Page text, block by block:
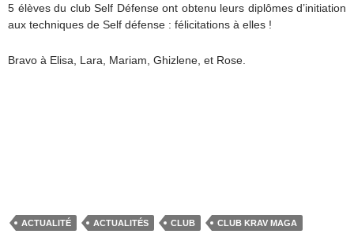
5 élèves du club Self Défense ont obtenu leurs diplômes d’initiation
aux techniques de Self défense : félicitations à elles !
Bravo à Elisa, Lara, Mariam, Ghizlene, et Rose.
ACTUALITÉ ACTUALITÉS CLUB
CLUB KRAV MAGA